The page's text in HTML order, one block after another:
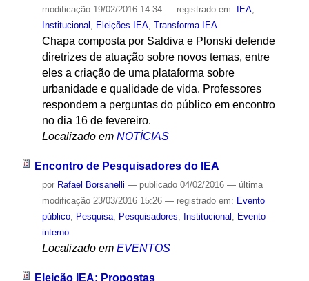
modificação19/02/2016 14:34 — registrado em: IEA,
Institucional , Eleições IEA, Transforma IEA
Chapa composta por Saldiva e Plonski defende
diretrizes de atuação sobre novos temas, entre
eles a criação de uma plataforma sobre
urbanidade e qualidade de vida. Professores
respondem a perguntas do público em encontro
no dia 16 de fevereiro.
Localizado em NOTÍCIAS
Encontro de Pesquisadores do IEA
por Rafael Borsanelli — publicado04/02/2016 — última
modificação23/03/2016 15:26 — registrado em: Evento
público, Pesquisa, Pesquisadores, Institucional , Evento
interno
Localizado em EVENTOS
Eleição IEA: Propostas